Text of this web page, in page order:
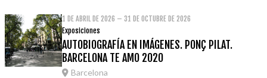
1 DE ABRIL DE 2026 – 31 DE OCTUBRE DE 2026
Exposiciones
AUTOBIOGRAFÍA EN IMÁGENES. PONÇ PILAT.
BARCELONA TE AMO 2020
Barcelona